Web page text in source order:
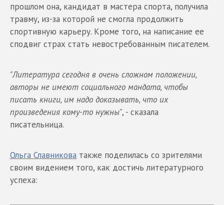
прошлом она, кандидат в мастера спорта, получила
травму, из-за которой не смогла продолжить
спортивную карьеру. Кроме того, на написание ее
сподвиг страх стать невостребованным писателем.
"Литература сегодня в очень сложном положении,
авторы не имеют социального мандата, чтобы
писать книги, им надо доказывать, что их
произведения кому-то нужны", - сказала
писательница.
Ольга Славникова также поделилась со зрителями
своим видением того, как достичь литературного
успеха: